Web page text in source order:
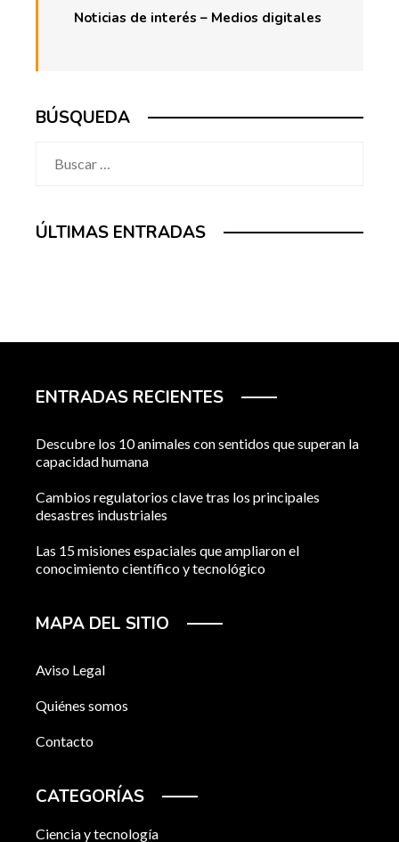
Noticias de interés – Medios digitales
BÚSQUEDA
ÚLTIMAS ENTRADAS
ENTRADAS RECIENTES
Descubre los 10 animales con sentidos que superan la
capacidad humana
Cambios regulatorios clave tras los principales
desastres industriales
Las 15 misiones espaciales que ampliaron el
conocimiento científico y tecnológico
MAPA DEL SITIO
Aviso Legal
Quiénes somos
Contacto
CATEGORÍAS
Ciencia y tecnología